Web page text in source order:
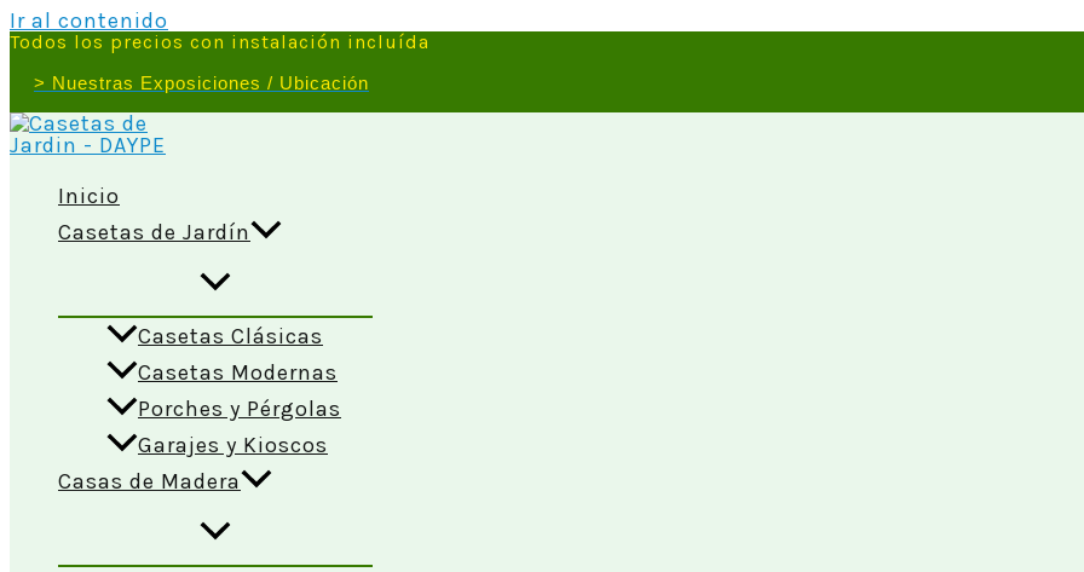
Ir al contenido
Todos los precios con instalación incluída
> Nuestras Exposiciones / Ubicación
Inicio
Casetas de Jardín
Casetas Clásicas
Casetas Modernas
Porches y Pérgolas
Garajes y Kioscos
Casas de Madera